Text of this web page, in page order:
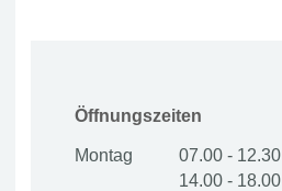
Öffnungszeiten
Montag
07.00 - 12.30
14.00 - 18.00